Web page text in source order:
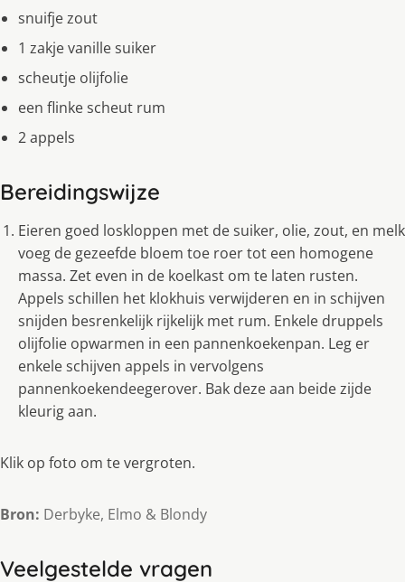
snuifje zout
1 zakje vanille suiker
scheutje olijfolie
een flinke scheut rum
2 appels
Bereidingswijze
Eieren goed loskloppen met de suiker, olie, zout, en melk
voeg de gezeefde bloem toe roer tot een homogene
massa. Zet even in de koelkast om te laten rusten.
Appels schillen het klokhuis verwijderen en in schijven
snijden besrenkelijk rijkelijk met rum. Enkele druppels
olijfolie opwarmen in een pannenkoekenpan. Leg er
enkele schijven appels in vervolgens
pannenkoekendeegerover. Bak deze aan beide zijde
kleurig aan.
Klik op foto om te vergroten.
Bron: Derbyke, Elmo & Blondy
Veelgestelde vragen